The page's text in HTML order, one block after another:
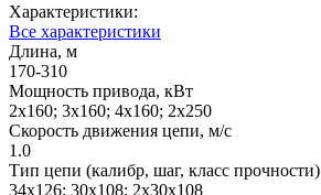
Характеристики:
Все характеристики
Длина, м
170-310
Мощность привода, кВт
2х160; 3х160; 4х160; 2х250
Скорость движения цепи, м/с
1.0
Тип цепи (калибр, шаг, класс прочности)
34х126; 30х108; 2х30х108